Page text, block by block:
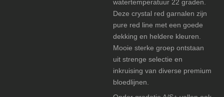
watertemperatuur 22 graden.
Deze crystal red garnalen zijn
pure red line met een goede
dekking en heldere kleuren.
Mooie sterke groep ontstaan
uit strenge selectie en
inkruising van diverse premium
bloedlijnen.